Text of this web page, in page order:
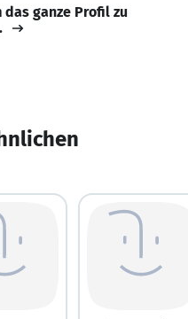
das ganze Profil zu